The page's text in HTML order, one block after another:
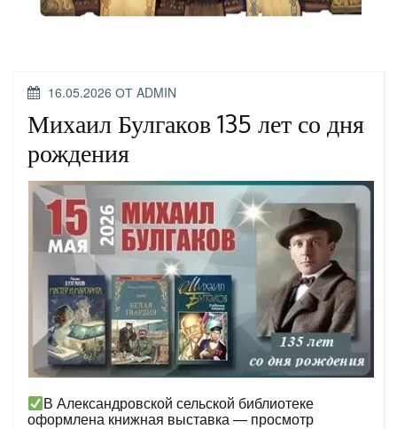
ОПУБЛИКОВАНО
16.05.2026 ОТ ADMIN
Михаил Булгаков 135 лет со дня
рождения
В Александровской сельской библиотеке
оформлена книжная выставка — просмотр